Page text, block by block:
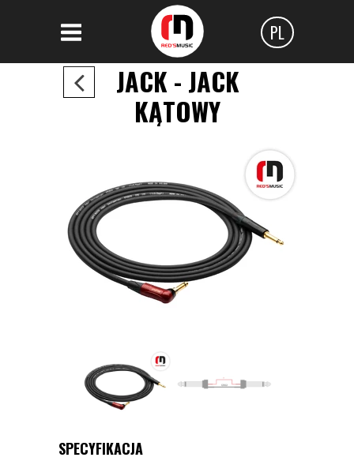
PL
Polski
JACK - JACK
KĄTOWY
SPECYFIKACJA